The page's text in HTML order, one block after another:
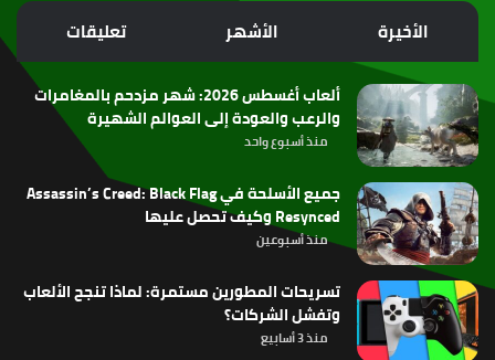
الموقع
RSS
الأخيرة الأشهر تعليقات
ألعاب أغسطس 2026: شهر مزدحم بالمغامرات
والرعب والعودة إلى العوالم الشهيرة
منذ أسبوع واحد
جميع الأسلحة في Assassin’s Creed: Black Flag
Resynced وكيف تحصل عليها
منذ أسبوعين
تسريحات المطورين مستمرة: لماذا تنجح الألعاب
وتفشل الشركات؟
منذ 3 أسابيع